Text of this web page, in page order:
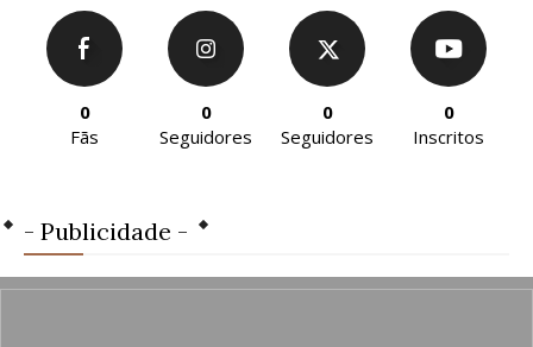
0
Fãs
0
Seguidores
0
Seguidores
0
Inscritos
- Publicidade -